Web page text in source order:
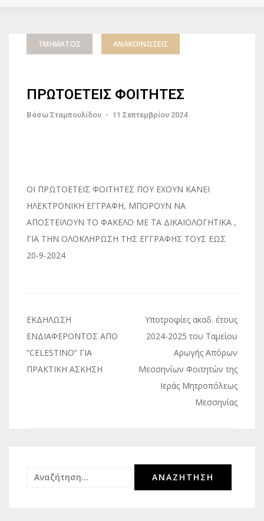
ΤΜΉΜΑΤΟΣ ΑΝΑΚΟΙΝΏΣΕΙΣ
ΠΡΩΤΟΕΤΕΙΣ ΦΟΙΤΗΤΕΣ
Βάσω Σταμπουλίδου - 11 Σεπτεμβρίου 2024
ΟΙ ΠΡΩΤΟΕΤΕΙΣ ΦΟΙΤΗΤΕΣ ΠΟΥ ΕΧΟΥΝ ΚΑΝΕΙ
ΗΛΕΚΤΡΟΝΙΚΗ ΕΓΓΡΑΦΗ, ΜΠΟΡΟΥΝ ΝΑ
ΑΠΟΣΤΕΙΛΟΥΝ ΤΟ ΦΑΚΕΛΟ ΜΕ ΤΑ ΔΙΚΑΙΟΛΟΓΗΤΙΚΑ ,
ΓΙΑ ΤΗΝ ΟΛΟΚΛΗΡΩΣΗ ΤΗΣ ΕΓΓΡΑΦΗΣ ΤΟΥΣ ΕΩΣ
20-9-2024
Πλοήγηση
άρθρων
ΕΚΔΗΛΩΣΗ
ΕΝΔΙΑΦΕΡΟΝΤΟΣ ΑΠΟ
”CELESTINO” ΓΙΑ
ΠΡΑΚΤΙΚΗ ΑΣΚΗΣΗ
Υποτροφίες ακαδ. έτους
2024-2025 του Ταμείου
Αρωγής Απόρων
Μεσσηνίων Φοιτητών της
Ιεράς Μητροπόλεως
Μεσσηνίας
Αναζήτηση